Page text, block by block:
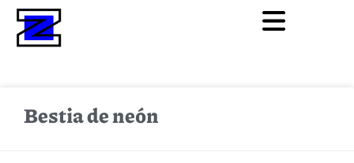
Bestia de neón